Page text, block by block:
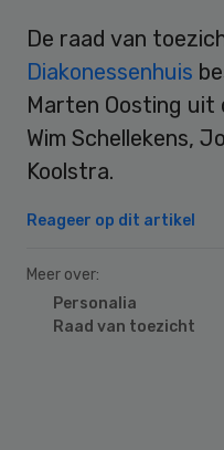
De raad van
Diakonessenhuis
Marten Oosting uit
Wim Schellekens,
Koolstra.
Reageer op dit artikel
Meer over:
Personalia
Raad van toezicht